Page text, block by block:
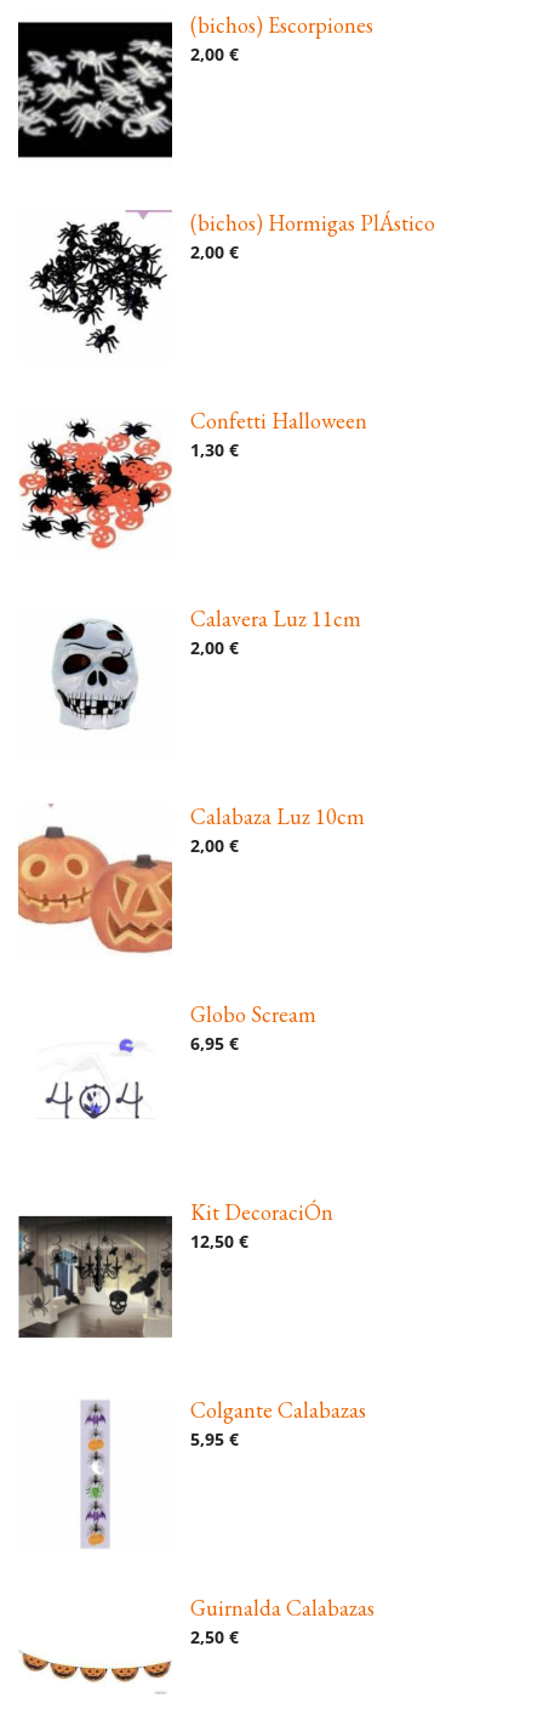
(bichos) Escorpiones
2,00 €
(bichos) Hormigas PlÁstico
2,00 €
Confetti Halloween
1,30 €
Calavera Luz 11cm
2,00 €
Calabaza Luz 10cm
2,00 €
Globo Scream
6,95 €
Kit DecoraciÓn
12,50 €
Colgante Calabazas
5,95 €
Guirnalda Calabazas
2,50 €